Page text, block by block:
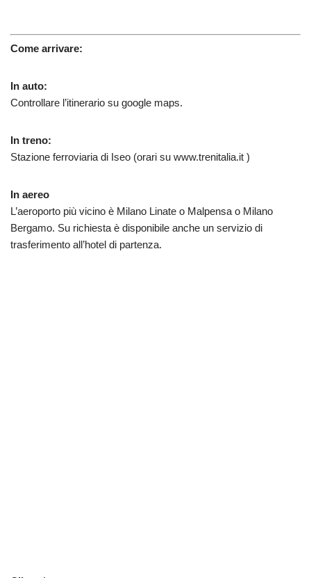
Come arrivare:
In auto:
Controllare l’itinerario su google maps.
In treno:
Stazione ferroviaria di Iseo (orari su www.trenitalia.it )
In aereo
L’aeroporto più vicino è Milano Linate o Malpensa o Milano
Bergamo. Su richiesta è disponibile anche un servizio di
trasferimento all’hotel di partenza.